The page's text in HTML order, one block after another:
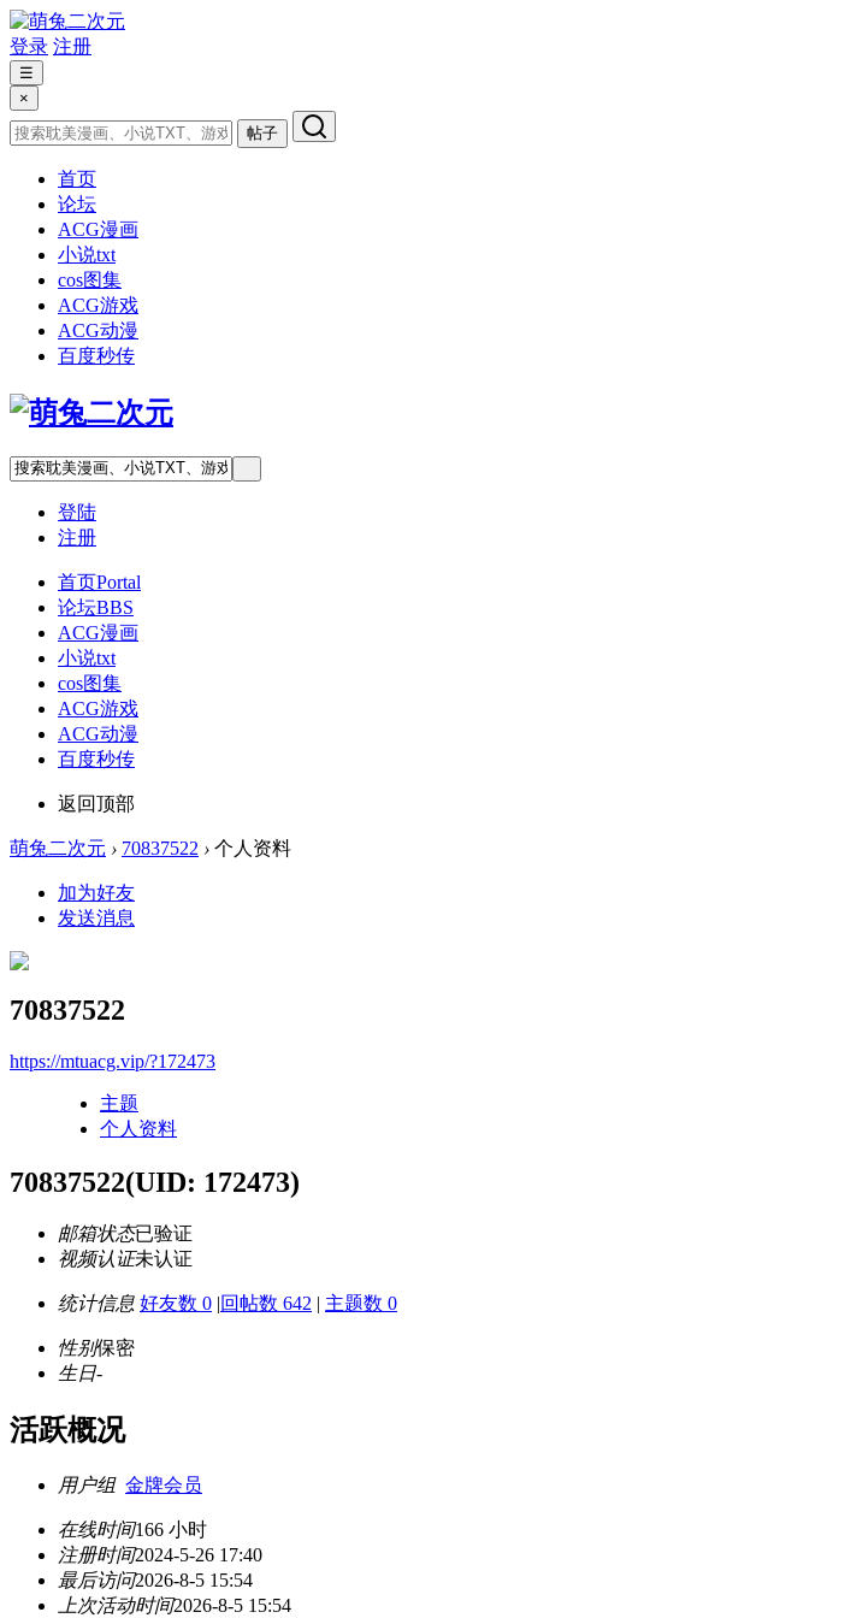
登录 注册
☰
×
帖子
首页
论坛
ACG漫画
小说txt
cos图集
ACG游戏
ACG动漫
百度秒传
登陆
注册
首页Portal
论坛BBS
ACG漫画
小说txt
cos图集
ACG游戏
ACG动漫
百度秒传
返回顶部
萌兔二次元 › 70837522 › 个人资料
加为好友
发送消息
70837522
https://mtuacg.vip/?172473
主题
个人资料
70837522(UID: 172473)
邮箱状态已验证
视频认证未认证
统计信息 好友数 0 |回帖数 642 | 主题数 0
性别保密
生日-
活跃概况
用户组 金牌会员
在线时间166 小时
注册时间2024-5-26 17:40
最后访问2026-8-5 15:54
上次活动时间2026-8-5 15:54